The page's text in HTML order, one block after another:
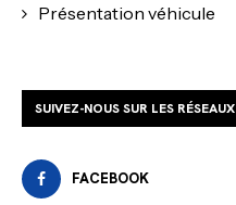
Présentation véhicule
SUIVEZ-NOUS SUR LES RÉSEAUX
FACEBOOK